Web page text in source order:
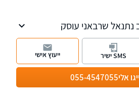
נתנאל שרבאני עוסק
מקרקעין, בנקאות, חדלות
אלי055-4547055
SMS ישיר ייעוץ אישי